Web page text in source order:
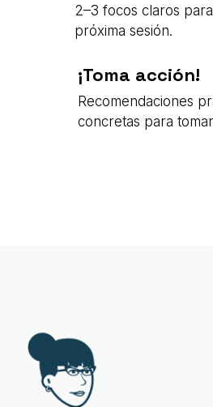
2–3 focos claros
próxima sesión.
¡Toma acción!
Recomendaciones
concretas para